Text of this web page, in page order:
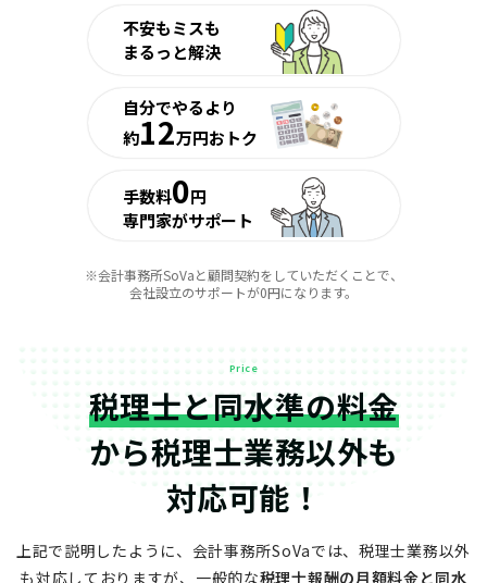
不安もミスも
まるっと解決
自分でやるより
約12万円おトク
手数料0円
専門家がサポート
※会計事務所SoVaと顧問契約をしていただくことで、
会社設立のサポートが0円になります。
Price
税理士と同水準の料金
から税理士業務以外も
対応可能！
上記で説明したように、会計事務所SoVaでは、税理士業務以外
も対応しておりますが、 一般的な税理士報酬の月額料金と同水